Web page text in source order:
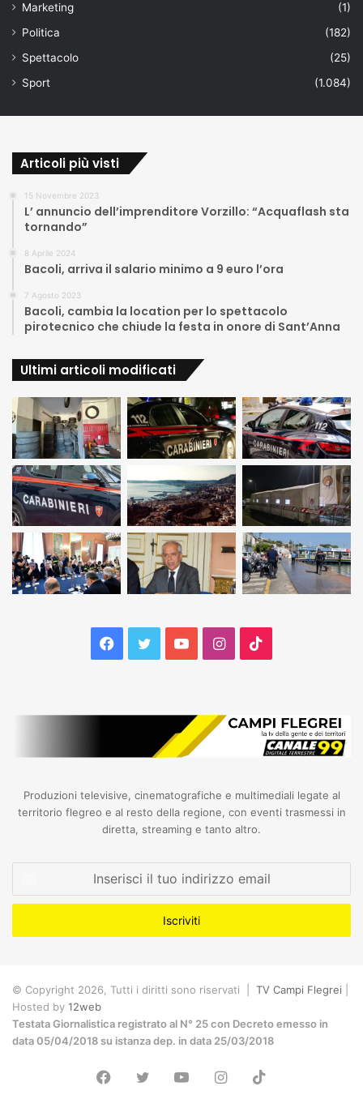
Marketing
(1)
Politica
(182)
Spettacolo
(25)
Sport
(1.084)
Articoli più visti
15 Novembre 2023
L’ annuncio dell’imprenditore Vorzillo: “Acquaflash sta
tornando”
8 Aprile 2024
Bacoli, arriva il salario minimo a 9 euro l’ora
7 Agosto 2023
Bacoli, cambia la location per lo spettacolo
pirotecnico che chiude la festa in onore di Sant’Anna
Ultimi articoli modificati
Facebook
TwitterYouTubeInstagram
Produzioni televisive, cinematografiche e multimediali legate al
territorio flegreo e al resto della regione, con eventi trasmessi in
diretta, streaming e tanto altro.
tuo
email
© Copyright 2026, Tutti i diritti sono riservati | TV Campi Flegrei
Hosted by 12web
Testata Giornalistica registrato al N° 25 con Decreto emesso in
data 05/04/2018 su istanza dep. in data 25/03/2018
Facebook
TwitterYouTubeInstagram